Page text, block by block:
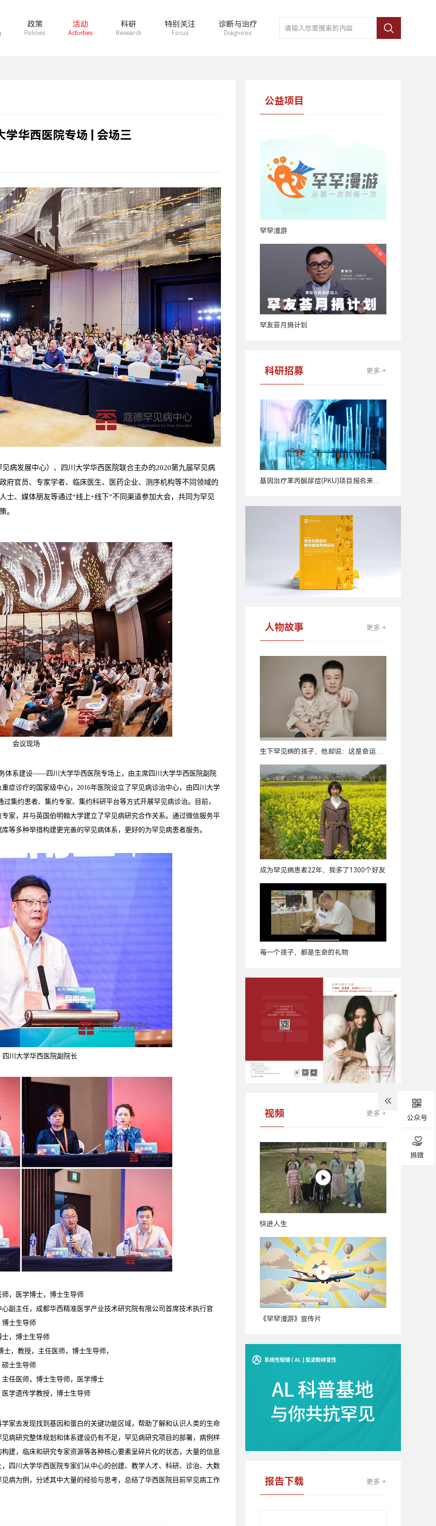
政策
Policies
活动
Activities
科研
Research
特别关注
Focus
诊断与治疗
Diagnosis
华西医院专场 | 会场三
病发展中心）、四川大学华西医院联合主办的2020第九届罕见病
府官员、专家学者、临床医生、医药企业、测序机构等不同领域的
士、媒体朋友等通过“线上+线下”不同渠道参加大会，共同为罕见
。
会议现场
体系建设——四川大学华西医院专场上，由主席四川大学华西医院副院
症诊疗的国家级中心，2016年医院设立了罕见病诊治中心，由四川大学
集约患者、集约专家、集约科研平台等方式开展罕见病诊治。目前，
家，并与英国伯明翰大学建立了罕见病研究合作关系。通过微信服务平
等多种举措构建更完善的罕见病体系，更好的为罕见病患者服务。
四川大学华西医院副院长
，医学博士，博士生导师
副主任，成都华西精准医学产业技术研究院有限公司首席技术执行官
士生导师
，博士生导师
，教授，主任医师，博士生导师，
士生导师
任医师，博士生导师，医学博士
学遗传学教授，博士生导师
家去发现找到基因和蛋白的关键功能区域，帮助了解和认识人类的生命
病研究整体规划和体系建设仍有不足，罕见病研究项目的部署，病例样
建，临床和研究专家资源等各种核心要素呈碎片化的状态，大量的信息
四川大学华西医院专家们从中心的创建、教学人才、科研、诊治、大数
病为例，分述其中大量的经验与思考，总结了华西医院目前罕见病工作
公益项目
罕罕漫游
罕友荟月捐计划
科研招募 更多 +
基因治疗苯丙酮尿症(PKU)项目报名来
人物故事 更多 +
生下罕见病的孩子，他却说：这是命运最
好的安排
成为罕见病患者22年，我多了1300个好友
每一个孩子，都是生命的礼物
视频 更多 +
快进人生
《罕罕漫游》宣传片
报告下载 更多 +
公众号
捐赠